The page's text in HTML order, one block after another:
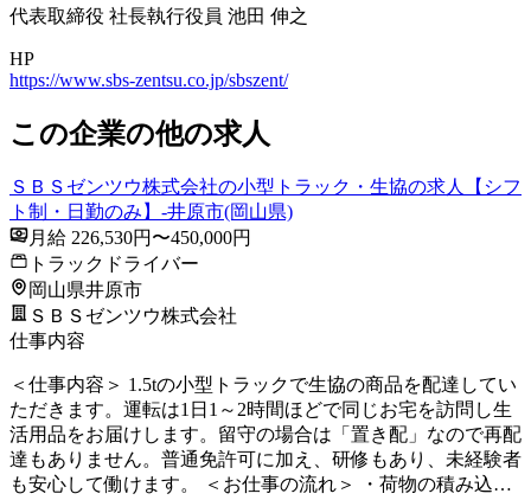
代表取締役 社長執行役員 池田 伸之
HP
https://www.sbs-zentsu.co.jp/sbszent/
この企業の他の求人
ＳＢＳゼンツウ株式会社の小型トラック・生協の求人【シフ
ト制・日勤のみ】-井原市(岡山県)
月給 226,530円〜450,000円
トラックドライバー
岡山県井原市
ＳＢＳゼンツウ株式会社
仕事内容
＜仕事内容＞ 1.5tの小型トラックで生協の商品を配達してい
ただきます。運転は1日1～2時間ほどで同じお宅を訪問し生
活用品をお届けします。留守の場合は「置き配」なので再配
達もありません。普通免許可に加え、研修もあり、未経験者
も安心して働けます。 ＜お仕事の流れ＞ ・荷物の積み込…